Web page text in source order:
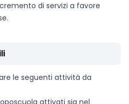
di servizi a favore
le seguenti attività da
attivati sia nel